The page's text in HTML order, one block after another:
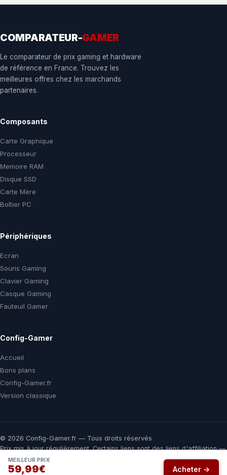
MEILLEUR PRIX
59,99€ Acheter →
COMPARATEUR-GAMER
Le comparateur de prix gaming et hardware
de référence en France. Trouvez les
meilleures offres chez les marchands
partenaires.
Composants
Carte Graphique
Processeur
Memoire RAM
Disque SSD
Carte Mère
Boîtier PC
Périphériques
Ecran
Souris Gaming
Clavier Gaming
Casque Gaming
Fauteuil Gamer
Config-Gamer
Accueil
Bons plans
Config-Gamer.fr
Version classique
© 2026 Config-Gamer.fr — Tous droits réservés
Prix mis à jour régulièrement. Certains liens sont des liens d'affiliation —
vous payez le même prix chez le marchand, une commission nous aide
à financer ce comparateur gratuit.